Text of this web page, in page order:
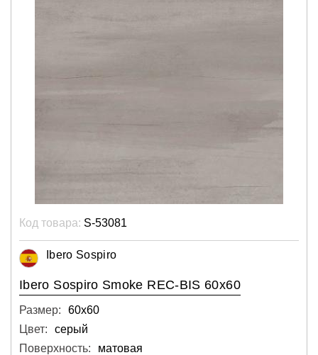
Код товара: S-53081
Ibero Sospiro
Ibero Sospiro Smoke REC-BIS 60х60
Размер:
60х60
Цвет:
серый
Поверхность:
матовая